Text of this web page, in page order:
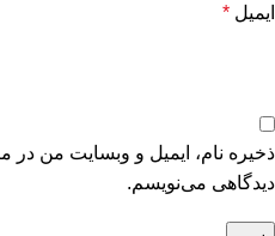
ایمیل *
ذخیره نام، ایمیل و وبسایت من در
دیدگاهی می‌نویسم.